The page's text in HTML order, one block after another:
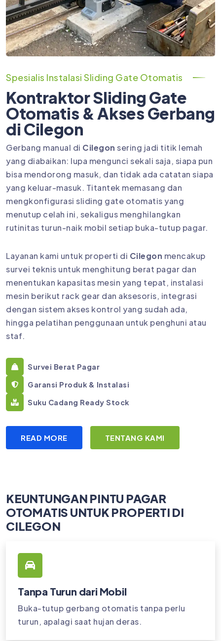
Spesialis Instalasi Sliding Gate Otomatis
Kontraktor Sliding Gate
Otomatis & Akses Gerbang
di Cilegon
Gerbang manual di Cilegon sering jadi titik lemah
yang diabaikan: lupa mengunci sekali saja, siapa pun
bisa mendorong masuk, dan tidak ada catatan siapa
yang keluar-masuk. Titantek memasang dan
mengkonfigurasi sliding gate otomatis yang
menutup celah ini, sekaligus menghilangkan
rutinitas turun-naik mobil setiap buka-tutup pagar.
Layanan kami untuk properti di Cilegon mencakup
survei teknis untuk menghitung berat pagar dan
menentukan kapasitas mesin yang tepat, instalasi
mesin berikut rack gear dan aksesoris, integrasi
dengan sistem akses kontrol yang sudah ada,
hingga pelatihan penggunaan untuk penghuni atau
staf.
Survei Berat Pagar
Garansi Produk & Instalasi
Suku Cadang Ready Stock
READ MORE TENTANG KAMI
KEUNTUNGAN PINTU PAGAR
OTOMATIS UNTUK PROPERTI DI
CILEGON
Tanpa Turun dari Mobil
Buka-tutup gerbang otomatis tanpa perlu
turun, apalagi saat hujan deras.